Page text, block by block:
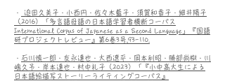
・
迫田久美子・小西円・佐々木藍子・須賀和香子・細井陽子
（2016）「多言語母語の日本語学習者横断コーパス
International Corpus of Japanese as a Second Language」『国語
研プロジェクトレビュー』第6巻3号,93-110.
・ 石川慎一郎・友永達也・大西遼平・岡本利昭・勝部尚樹・川
嶋久予・岸本達也・村中礼子（2023）「『小中高大生による
日本語絵描写ストーリーライティングコーパス』